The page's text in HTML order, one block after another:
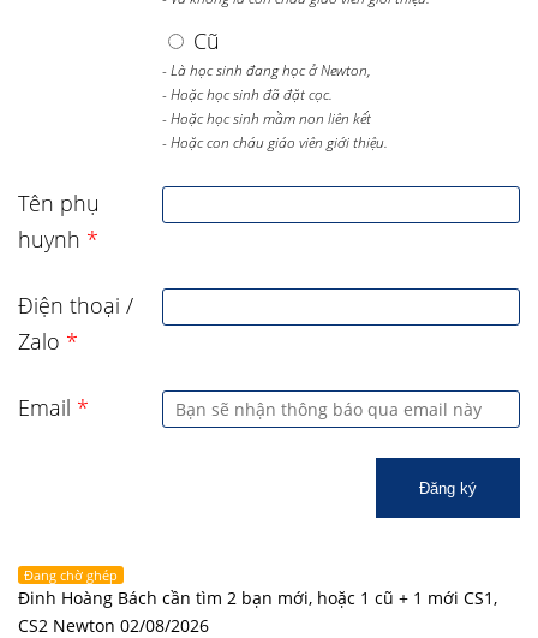
Cũ
- Là học sinh đang học ở Newton,
- Hoặc học sinh đã đặt cọc.
- Hoặc học sinh mầm non liên kết
- Hoặc con cháu giáo viên giới thiệu.
Tên phụ
huynh *
Điện thoại /
Zalo *
Email *
Đăng ký
Đang chờ ghép
Đinh Hoàng Bách cần tìm 2 bạn mới, hoặc 1 cũ + 1 mới CS1,
CS2 Newton 02/08/2026